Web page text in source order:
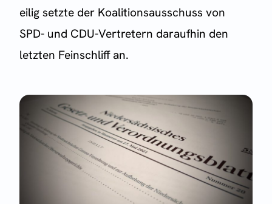
eilig setzte der Koalitionsausschuss von
SPD- und CDU-Vertretern daraufhin den
letzten Feinschliff an.